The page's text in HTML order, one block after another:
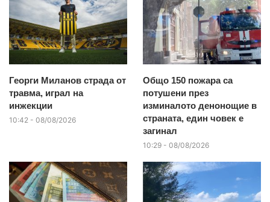
Георги Миланов страда от
травма, играл на
инжекции
10:42 - 08/08/2026
Общо 150 пожара са
потушени през
изминалото денонощие в
страната, един човек е
загинал
10:29 - 08/08/2026